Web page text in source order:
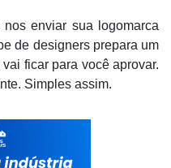
enviar sua logomarca
de designers prepara um
ficar para você aprovar.
Simples assim.